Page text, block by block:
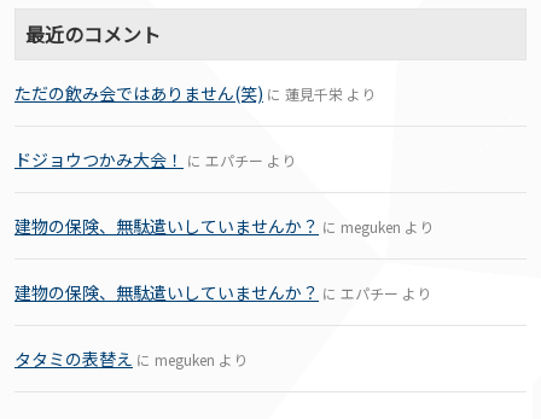
最近のコメント
ただの飲み会ではありません(笑) に 蓮見千栄 より
ドジョウつかみ大会！ に エパチー より
建物の保険、無駄遣いしていませんか？ に meguken より
建物の保険、無駄遣いしていませんか？ に エパチー より
タタミの表替え に meguken より